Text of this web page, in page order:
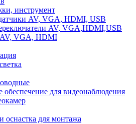
инструмент
AV, VGA, HDMI, USB
AV, VGA,HDMI,USB
VGA, HDMI
для видеонаблюдения
оснастка для монтажа